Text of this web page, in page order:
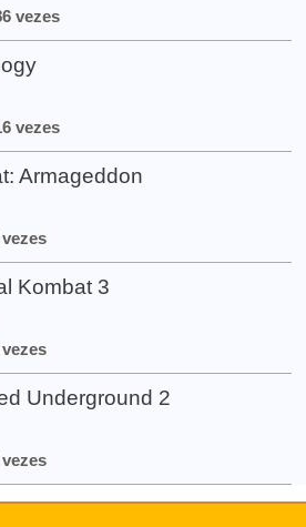
vezes
vezes
Armageddon
Kombat 3
Underground 2